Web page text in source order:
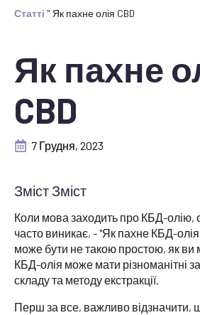
Статті " Як пахне олія CBD
Як пахне
CBD
7 Грудня, 2023
Коли мова заходить про КБД-олію,
часто виникає, - "Як пахне КБД-
може бути не такою простою, як ви
КБД-олія може мати різноманітні
складу та методу екстракції.
Перш за все, важливо відзначити,
Зміст Зміст